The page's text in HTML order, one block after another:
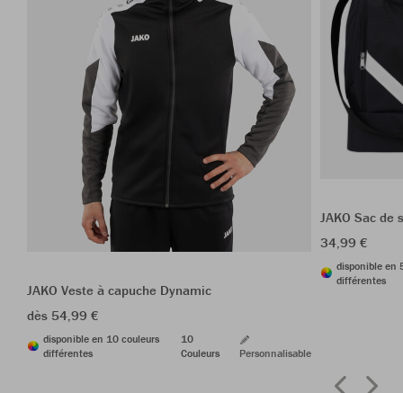
JAKO Veste à capuche Dynamic
dès 54,99 €
disponible en 10 couleurs
différentes
10
Couleurs
Personnalisable
JAKO Sac de
34,99 €
disponible en
différentes